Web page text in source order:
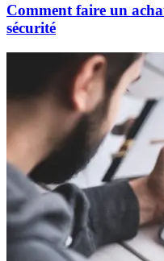
Comment faire un
sécurité